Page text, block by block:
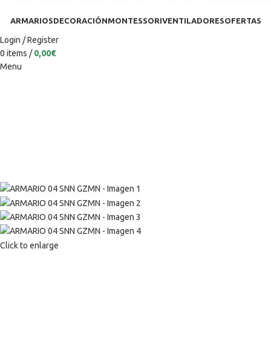
ARMARIOSDECORACIÓNMONTESSORIVENTILADORESOFERTAS
Login / Register
0 items / 0,00€
Menu
Click to enlarge